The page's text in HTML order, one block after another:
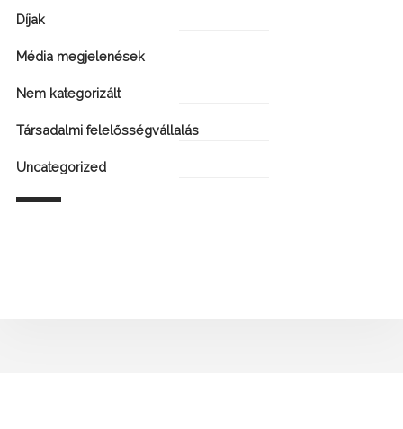
Díjak
Média megjelenések
Nem kategorizált
Társadalmi felelősségvállalás
Uncategorized